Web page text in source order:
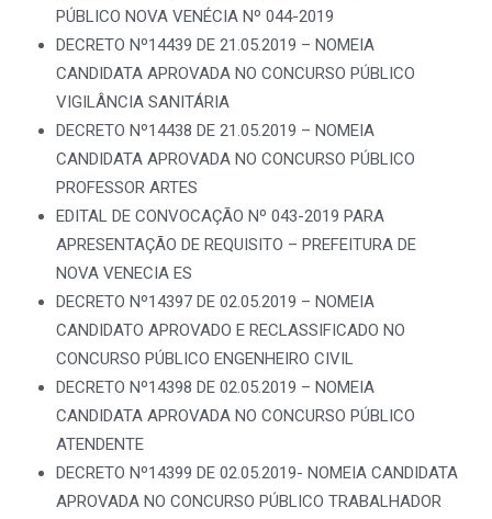
PÚBLICO NOVA VENÉCIA Nº 044-2019
DECRETO Nº14439 DE 21.05.2019 – NOMEIA
CANDIDATA APROVADA NO CONCURSO PÚBLICO
VIGILÂNCIA SANITÁRIA
DECRETO Nº14438 DE 21.05.2019 – NOMEIA
CANDIDATA APROVADA NO CONCURSO PÚBLICO
PROFESSOR ARTES
EDITAL DE CONVOCAÇÃO Nº 043-2019 PARA
APRESENTAÇÃO DE REQUISITO – PREFEITURA DE
NOVA VENECIA ES
DECRETO Nº14397 DE 02.05.2019 – NOMEIA
CANDIDATO APROVADO E RECLASSIFICADO NO
CONCURSO PÚBLICO ENGENHEIRO CIVIL
DECRETO Nº14398 DE 02.05.2019 – NOMEIA
CANDIDATA APROVADA NO CONCURSO PÚBLICO
ATENDENTE
DECRETO Nº14399 DE 02.05.2019- NOMEIA CANDIDATA
APROVADA NO CONCURSO PÚBLICO TRABALHADOR